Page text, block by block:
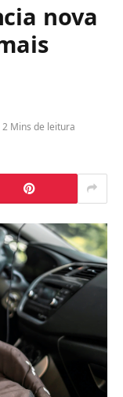
nova
2 Mins de leitura